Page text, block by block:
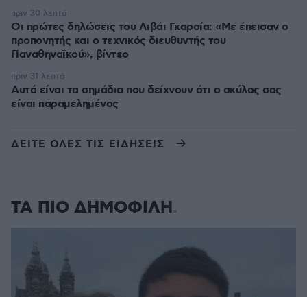
Οι πρώτες δηλώσεις του Λιβάι Γκαρσία: «Με έπεισαν ο
προπονητής και ο τεχνικός διευθυντής του
Παναθηναϊκού», βίντεο
πριν 30 λεπτά
Αυτά είναι τα σημάδια που δείχνουν ότι ο σκύλος σας
είναι παραμελημένος
πριν 31 λεπτά
ΔΕΙΤΕ ΟΛΕΣ ΤΙΣ ΕΙΔΗΣΕΙΣ
ΤΑ ΠΙΟ ΔΗΜΟΦΙΛΗ